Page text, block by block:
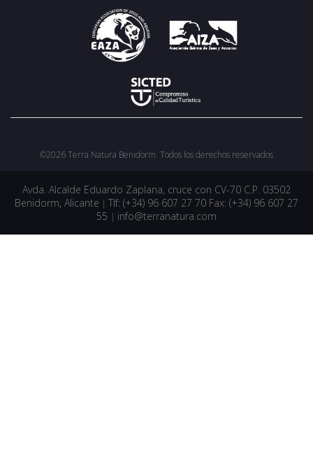
recibirás tu
©2026 Terra Natura Benidorm. Todos los derechos reservados
Avda. Alcalde Eduardo Zaplana, cruce con CV-70 C.P. 03502
Benidorm, Alicante | Tlf: (+34) 96 607 27 70 Fax: (+34) 96 607 27
55 | info@terranatura.com